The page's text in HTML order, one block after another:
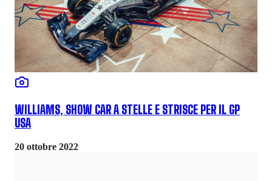
WILLIAMS, SHOW CAR A STELLE E STRISCE PER IL GP
USA
20 ottobre 2022